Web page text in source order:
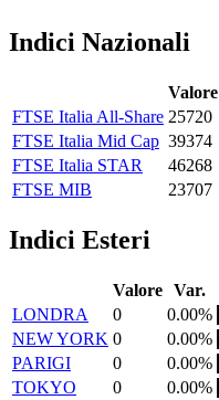
Indici Nazionali
Valore
FTSE Italia All-Share 25720
FTSE Italia Mid Cap 39374
FTSE Italia STAR
46268
FTSE MIB
23707
Indici Esteri
Valore Var.
LONDRA
0
0.00%
NEW YORK 0
0.00%
PARIGI
0
0.00%
TOKYO
0
0.00%